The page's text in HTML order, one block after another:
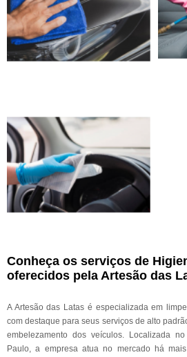
Conheça os serviços de
oferecidos pela Artesão das
A Artesão das Latas é especializada em
com destaque para seus serviços de alto
embelezamento dos veículos. Localizada
Paulo, a empresa atua no mercado há